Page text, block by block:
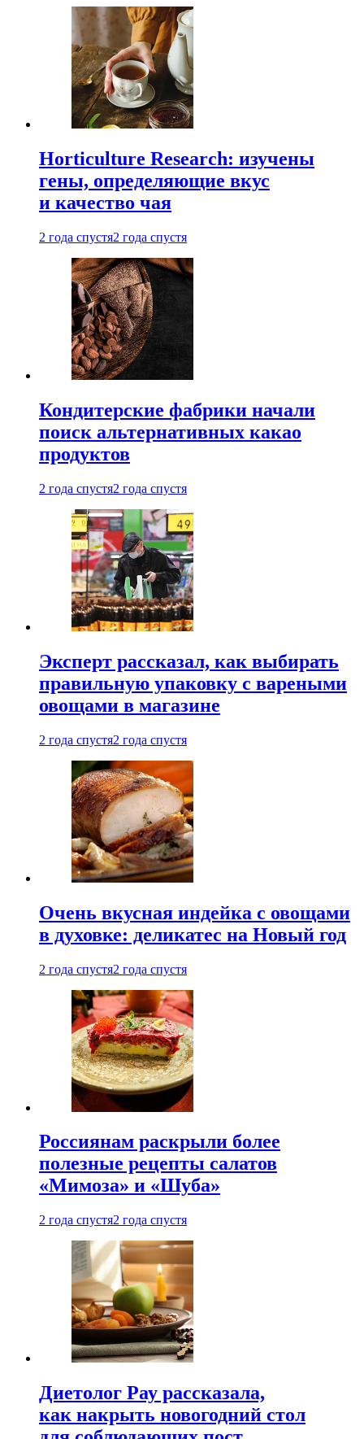
Horticulture Research: изучены
гены, определяющие вкус
и качество чая
2 года спустя2 года спустя
Кондитерские фабрики начали
поиск альтернативных какао
продуктов
2 года спустя2 года спустя
Эксперт рассказал, как выбирать
правильную упаковку с вареными
овощами в магазине
2 года спустя2 года спустя
Очень вкусная индейка с овощами
в духовке: деликатес на Новый год
2 года спустя2 года спустя
Россиянам раскрыли более
полезные рецепты салатов
«Мимоза» и «Шуба»
2 года спустя2 года спустя
Диетолог Рау рассказала,
как накрыть новогодний стол